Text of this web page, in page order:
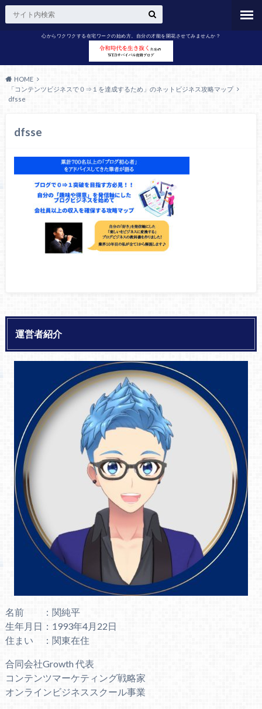
心からワクワクする在宅ワークの始め方。自分の才能を開花させてみませんか？
HOME
「コンテンツビジネスで０⇒１を達成するため」のネットビジネス攻略マップ
dfsse
dfsse
運営者紹介
名前 ：関純平
生年月日：1993年4月22日
住まい ：関東在住
合同会社Growth 代表
コンテンツマーケティング戦略家
オンラインビジネススクール事業